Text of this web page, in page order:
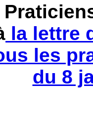
la lettre
les
du 8